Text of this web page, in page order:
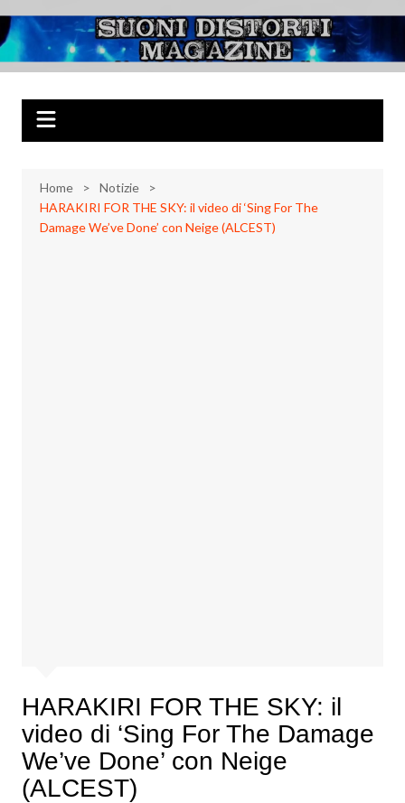
al
contenuto
Suoni Distorti
Magazine
Musica Rock, Metal, Punk e varie sonorità alternative
Home
Notizie
HARAKIRI FOR THE SKY: il video di ‘Sing For The
Damage We’ve Done’ con Neige (ALCEST)
HARAKIRI FOR THE SKY: il
video di ‘Sing For The Damage
We’ve Done’ con Neige
(ALCEST)